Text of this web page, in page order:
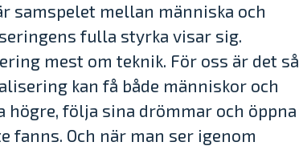
samspelet mellan människa och
fulla styrka visar sig.
mest om teknik. För oss är det så
kan få både människor och
högre, följa sina drömmar och öppna
fanns. Och när man ser igenom